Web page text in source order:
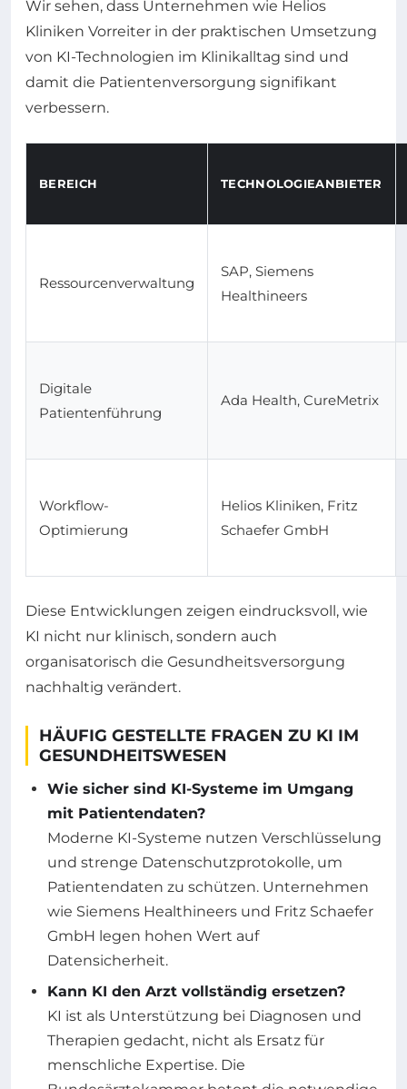
Wir sehen, dass Unternehmen wie Helios
Kliniken Vorreiter in der praktischen Umsetzung
von KI-Technologien im Klinikalltag sind und
damit die Patientenversorgung signifikant
verbessern.
BEREICH TECHNOLOGIEANBIETER
Ressourcenverwaltung
SAP, Siemens
Healthineers
Digitale
Patientenführung
Ada Health, CureMetrix
Workflow-
Optimierung
Helios Kliniken, Fritz
Schaefer GmbH
Diese Entwicklungen zeigen eindrucksvoll, wie
KI nicht nur klinisch, sondern auch
organisatorisch die Gesundheitsversorgung
nachhaltig verändert.
HÄUFIG GESTELLTE FRAGEN ZU KI IM
GESUNDHEITSWESEN
Wie sicher sind KI-Systeme im Umgang
mit Patientendaten?
Moderne KI-Systeme nutzen Verschlüsselung
und strenge Datenschutzprotokolle, um
Patientendaten zu schützen. Unternehmen
wie Siemens Healthineers und Fritz Schaefer
GmbH legen hohen Wert auf
Datensicherheit.
Kann KI den Arzt vollständig ersetzen?
KI ist als Unterstützung bei Diagnosen und
Therapien gedacht, nicht als Ersatz für
menschliche Expertise. Die